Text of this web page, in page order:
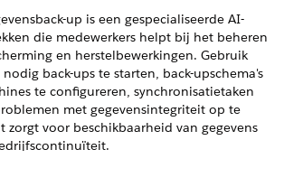
up is een gespecialiseerde AI-
die medewerkers helpt bij het beheren
en herstelbewerkingen. Gebruik
back-ups te starten, back-upschema's
te configureren, synchronisatietaken
met gegevensintegriteit op te
zorgt voor beschikbaarheid van gegevens